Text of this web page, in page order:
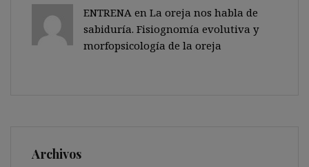
ENTRENA en La oreja nos habla de
sabiduría. Fisiognomía evolutiva y
morfopsicología de la oreja
Archivos